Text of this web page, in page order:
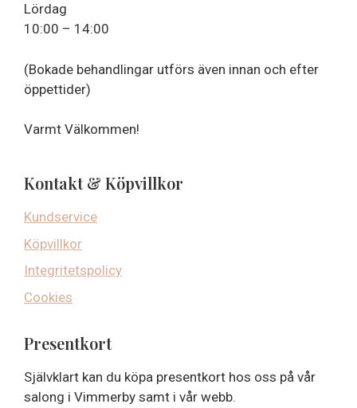
Lördag
10:00 – 14:00
(Bokade behandlingar utförs även innan och efter
öppettider)
Varmt Välkommen!
Kontakt & Köpvillkor
Kundservice
Köpvillkor
Integritetspolicy
Cookies
Presentkort
Självklart kan du köpa presentkort hos oss på vår
salong i Vimmerby samt i vår webb.